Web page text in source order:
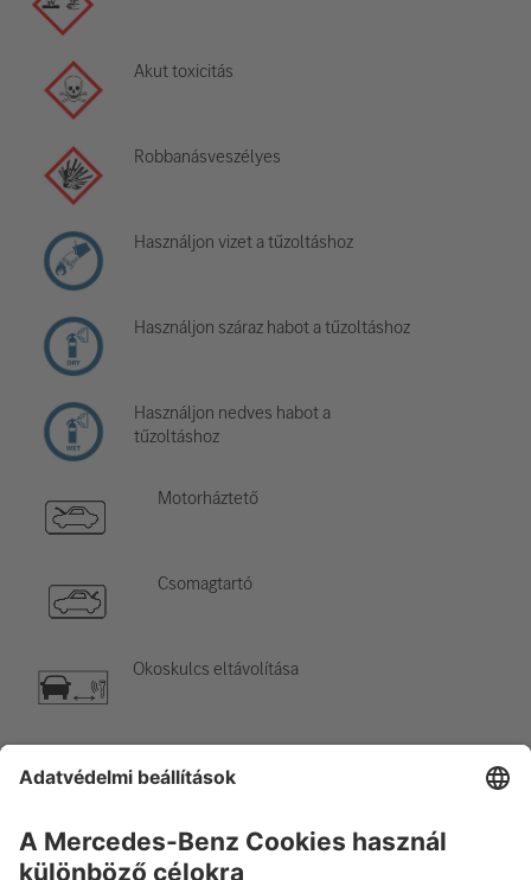
Akut toxicitás
Robbanásveszélyes
Használjon vizet a tűzoltáshoz
Használjon száraz habot a tűzoltáshoz
Használjon nedves habot a
tűzoltáshoz
Motorháztető
Csomagtartó
Okoskulcs eltávolítása
Figyelem, alacsony hőmérséklet